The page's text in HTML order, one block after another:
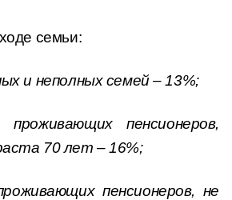
семьи:
и неполных семей – 13%;
пенсионеров,
70 лет – 16%;
пенсионеров, не